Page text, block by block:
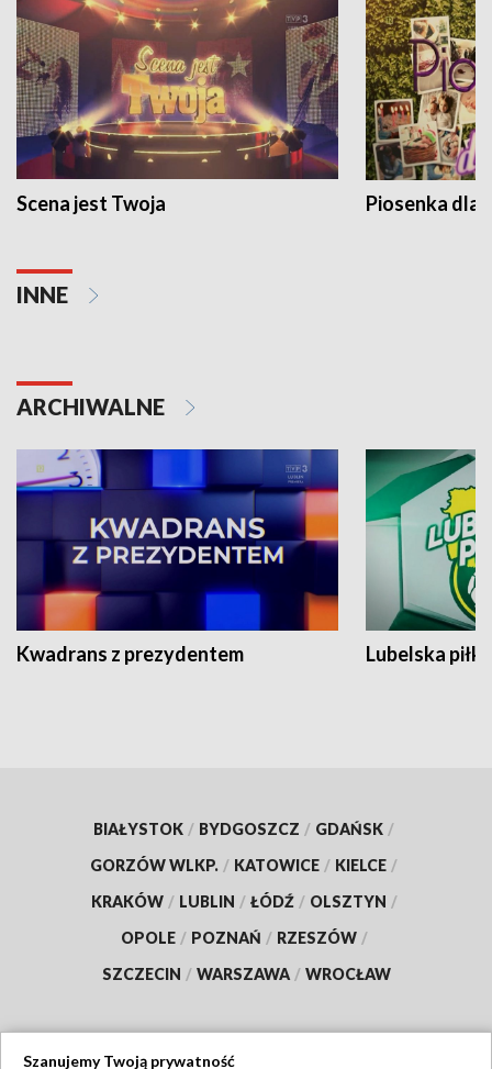
Scena jest Twoja Piosenka dla
INNE
ARCHIWALNE
Kwadrans z prezydentem Lubelska piłka
BIAŁYSTOK / BYDGOSZCZ / GDAŃSK /
GORZÓW WLKP. / KATOWICE / KIELCE /
KRAKÓW / LUBLIN / ŁÓDŹ / OLSZTYN /
OPOLE / POZNAŃ / RZESZÓW /
SZCZECIN / WARSZAWA / WROCŁAW
Szanujemy Twoją prywatność